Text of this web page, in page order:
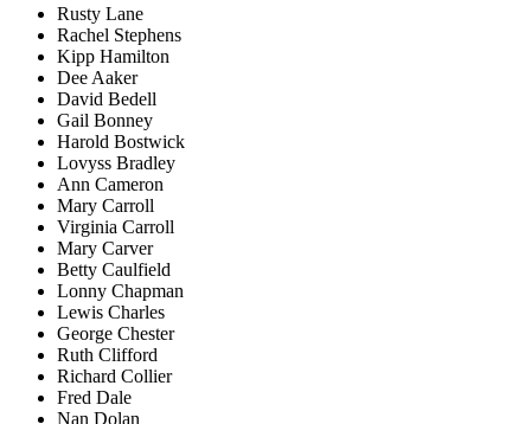
Rusty Lane
Rachel Stephens
Kipp Hamilton
Dee Aaker
David Bedell
Gail Bonney
Harold Bostwick
Lovyss Bradley
Ann Cameron
Mary Carroll
Virginia Carroll
Mary Carver
Betty Caulfield
Lonny Chapman
Lewis Charles
George Chester
Ruth Clifford
Richard Collier
Fred Dale
Nan Dolan